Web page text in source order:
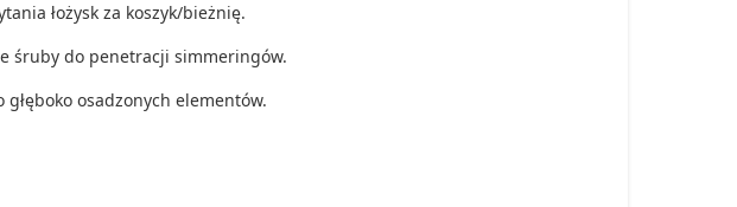
łożysk za koszyk/bieżnię.
śruby do penetracji simmeringów.
głęboko osadzonych elementów.